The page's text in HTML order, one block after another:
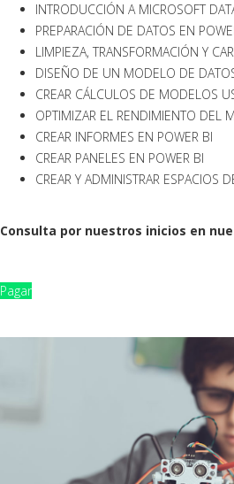
INTRODUCCIÓN A MICROSOFT
PREPARACIÓN DE DATOS EN
LIMPIEZA, TRANSFORMACIÓN Y
DISEÑO DE UN MODELO DE
CREAR CÁLCULOS DE MODELOS
OPTIMIZAR EL RENDIMIENTO DEL
CREAR INFORMES EN POWER BI
CREAR PANELES EN POWER BI
CREAR Y ADMINISTRAR ESPACIOS
Consulta por nuestros inicios en
Pagar